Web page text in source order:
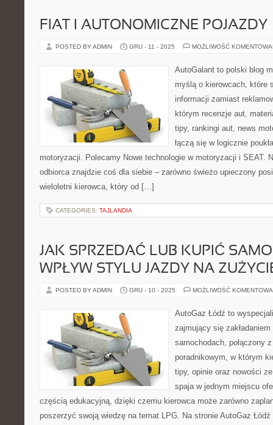
FIAT I AUTONOMICZNE POJAZDY
POSTED BY ADMIN GRU - 11 - 2025 MOŻLIWOŚĆ
AutoGalant to polski blog
myślą o kierowcach, które
informacji zamiast
którym recenzje aut,
tipy, rankingi aut, news
łączą się w logicznie
motoryzacji. Polecamy Nowe technologie w motoryzacji i SEAT.
odbiorca znajdzie coś dla siebie – zarówno świeżo upieczony
wieloletni kierowca, który od […]
CATEGORIES: TAJLANDIA
JAK SPRZEDAĆ LUB KUPIĆ
WPŁYW STYLU JAZDY NA
POSTED BY ADMIN GRU - 10 - 2025 MOŻLIWOŚĆ
AutoGaz Łódź to
zajmujący się
samochodach, połączony
poradnikowym, w którym
tipy, opinie oraz nowości
spaja w jednym miejscu
częścią edukacyjną, dzięki czemu kierowca może zarówno
poszerzyć swoją wiedzę na temat LPG. Na stronie AutoGaz